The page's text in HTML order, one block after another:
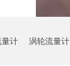
计 涡轮流量计